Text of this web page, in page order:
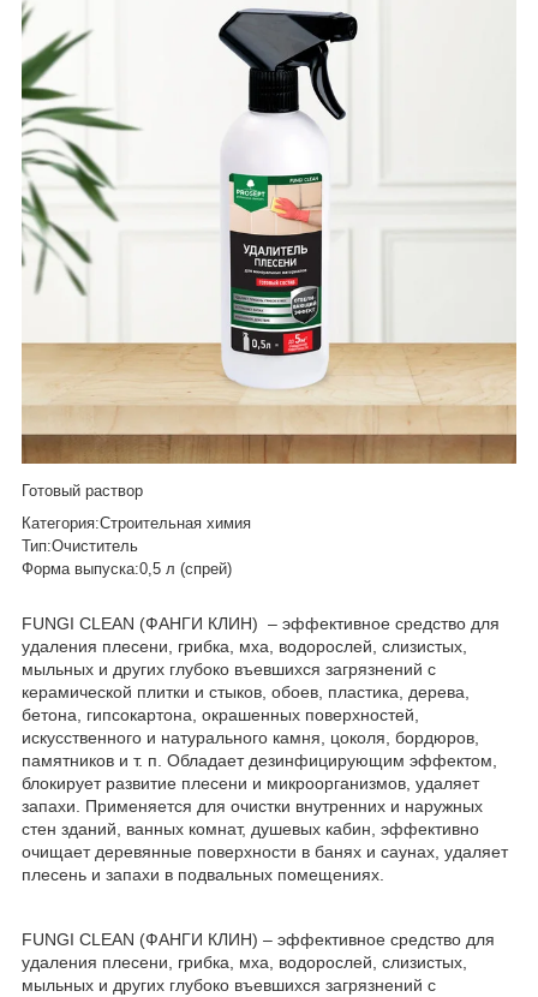
Готовый раствор
Категория:Строительная химия
Тип:Очиститель
Форма выпуска:0,5 л (спрей)
FUNGI CLEAN (ФАНГИ КЛИН) – эффективное средство для
удаления плесени, грибка, мха, водорослей, слизистых,
мыльных и других глубоко въевшихся загрязнений с
керамической плитки и стыков, обоев, пластика, дерева,
бетона, гипсокартона, окрашенных поверхностей,
искусственного и натурального камня, цоколя, бордюров,
памятников и т. п. Обладает дезинфицирующим эффектом,
блокирует развитие плесени и микроорганизмов, удаляет
запахи. Применяется для очистки внутренних и наружных
стен зданий, ванных комнат, душевых кабин, эффективно
очищает деревянные поверхности в банях и саунах, удаляет
плесень и запахи в подвальных помещениях.
FUNGI CLEAN (ФАНГИ КЛИН) – эффективное средство для
удаления плесени, грибка, мха, водорослей, слизистых,
мыльных и других глубоко въевшихся загрязнений с